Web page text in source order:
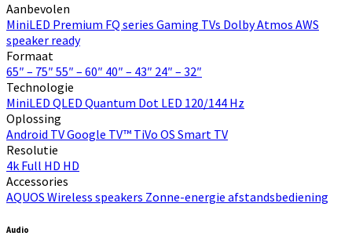
Aanbevolen
MiniLED Premium FQ series Gaming TVs Dolby Atmos AWS
speaker ready
Formaat
65″ – 75″ 55″ – 60″ 40″ – 43″ 24″ – 32″
Technologie
MiniLED QLED Quantum Dot LED 120/144 Hz
Oplossing
Android TVGoogle TV™ TiVo OS Smart TV
Resolutie
4k Full HD HD
Accessories
AQUOS Wireless speakers Zonne-energie afstandsbediening
Audio